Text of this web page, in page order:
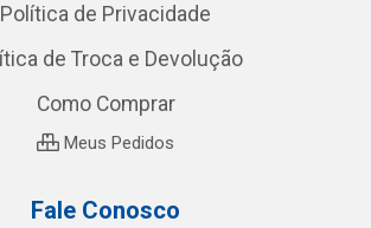
Política de Privacidade
de Troca e Devolução
Como Comprar
Meus Pedidos
Fale Conosco